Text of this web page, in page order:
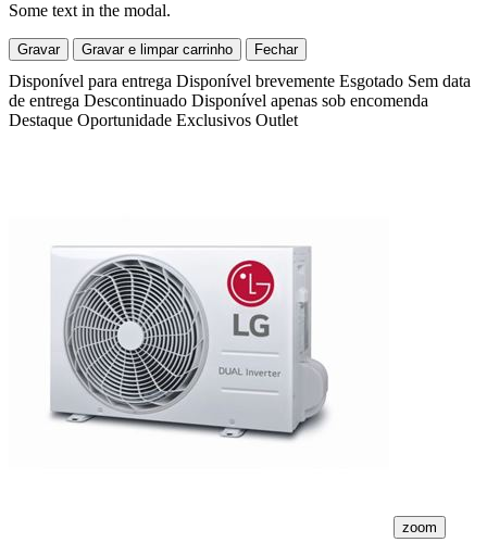
Some text in the modal.
Gravar Gravar e limpar carrinho Fechar
Disponível para entrega Disponível brevemente Esgotado Sem data
de entrega Descontinuado Disponível apenas sob encomenda
Destaque Oportunidade Exclusivos Outlet
zoom